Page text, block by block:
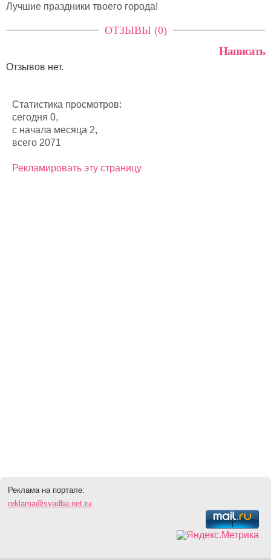
Лучшие праздники твоего города!
ОТЗЫВЫ (0)
Написать
Отзывов нет.
Статистика просмотров:
сегодня 0,
с начала месяца 2,
всего 2071
Рекламировать эту страницу
Реклама на портале:
reklama@svadba.net.ru